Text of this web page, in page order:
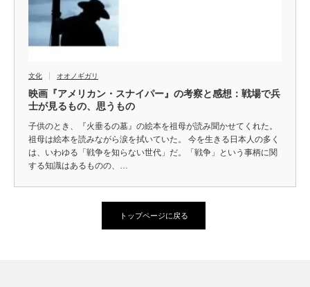
文化 オオノギガリ
映画『アメリカン・スナイパー』の考察と感想：戦場で兵
士が見るもの、思うもの
子供のとき、『火垂るの墓』の絵本を祖母が読み聞かせてくれた。
祖母は絵本を読みながら涙を拭いていた。 今を生きる日本人の多く
は、いわゆる「戦争を知らない世代」だ。「戦争」という事柄に関
する知識はあるものの、…
トップページに戻る